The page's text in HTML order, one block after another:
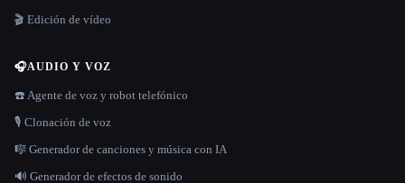
🎬 Edición de vídeo
🎧AUDIO Y VOZ
☎️ Agente de voz y robot telefónico
🎙️ Clonación de voz
🎼 Generador de canciones y música con IA
🔊 Generador de efectos de sonido